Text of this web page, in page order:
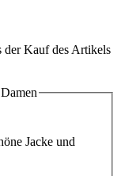
der Kauf des Artikels
Jacke und